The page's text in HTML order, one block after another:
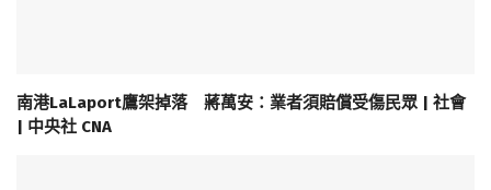
南港LaLaport鷹架掉落 蔣萬安：業者須賠償受傷民眾 | 社會
| 中央社 CNA